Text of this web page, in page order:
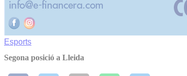
Esports
Segona posició a Lleida